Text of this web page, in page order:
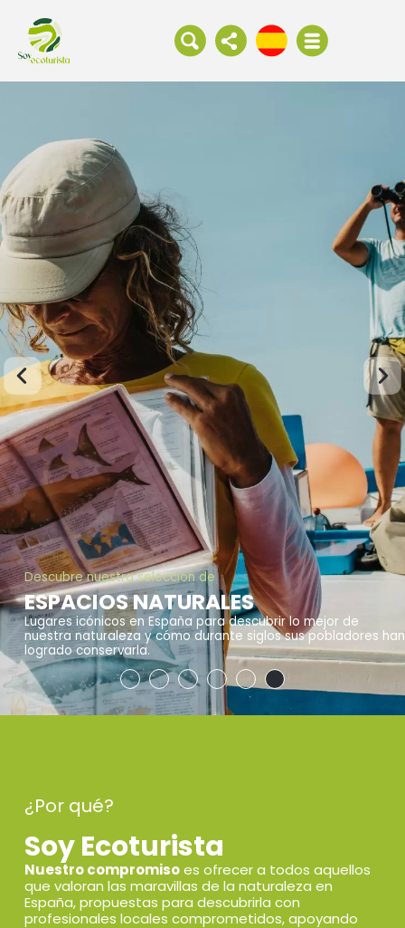
Descubre nuestra selección de
ESPACIOS NATURALES
Lugares icónicos en España para descubrir lo mejor de
nuestra naturaleza y cómo durante siglos sus pobladores han
logrado conservarla.
¿Por qué?
Soy Ecoturista
Nuestro compromisoes ofrecer a todos aquellos
que valoran las maravillas de la naturaleza en
España, propuestas para descubrirla con
profesionales locales comprometidos, apoyando